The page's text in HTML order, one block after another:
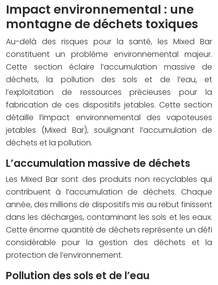
Impact environnemental : une
montagne de déchets toxiques
Au-delà des risques pour la santé, les Mixed Bar
constituent un problème environnemental majeur.
Cette section éclaire l’accumulation massive de
déchets, la pollution des sols et de l’eau, et
l’exploitation de ressources précieuses pour la
fabrication de ces dispositifs jetables. Cette section
détaille l’impact environnemental des vapoteuses
jetables (Mixed Bar), soulignant l’accumulation de
déchets et la pollution.
L’accumulation massive de déchets
Les Mixed Bar sont des produits non recyclables qui
contribuent à l’accumulation de déchets. Chaque
année, des millions de dispositifs mis au rebut finissent
dans les décharges, contaminant les sols et les eaux.
Cette énorme quantité de déchets représente un défi
considérable pour la gestion des déchets et la
protection de l’environnement.
Pollution des sols et de l’eau